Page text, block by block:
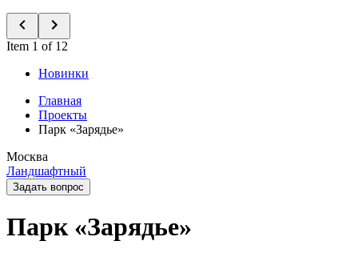
Item 1 of 12
Новинки
Главная
Проекты
Парк «Зарядье»
Москва
Ландшафтный
Задать вопрос
Парк «Зарядье»